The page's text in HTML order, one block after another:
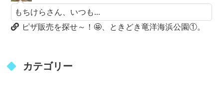
もちけらさん、いつも...
ピザ販売を探せ～！🤩、ときどき竜洋海浜公園①。
カテゴリー